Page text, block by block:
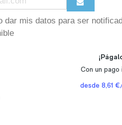
dar mis datos para ser